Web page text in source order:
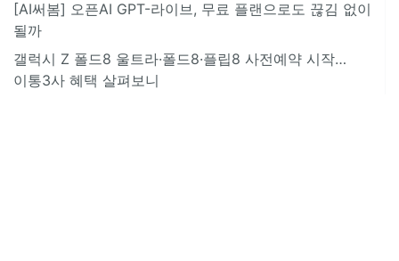
[AI써봄] 오픈AI GPT-라이브, 무료 플랜으로도 끊김 없이
될까
갤럭시 Z 폴드8 울트라·폴드8·플립8 사전예약 시작…
이통3사 혜택 살펴보니